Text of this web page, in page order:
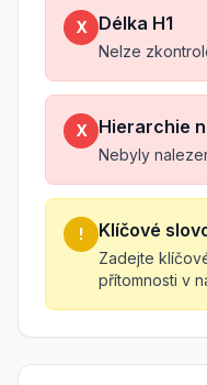
X Délka H1
Nelze
X Hierarchie
Nebyly
! Klíčové
Zadejte
přítomnosti v